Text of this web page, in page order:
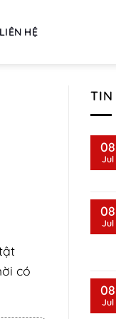
LIÊN HỆ
có
TIN
08
Jul
08
Jul
08
Jul